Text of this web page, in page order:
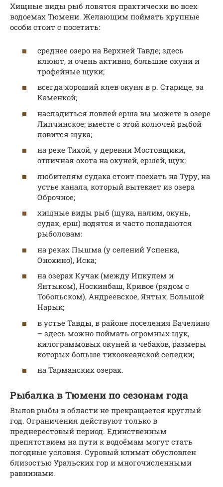
Хищные виды рыб ловятся практически во всех
водоемах Тюмени. Желающим поймать крупные
особи стоит с посетить:
среднее озеро на Верхней Тавде; здесь
клюют, и очень активно, большие окуни и
трофейные щуки;
всегда хороший клев окуня в р. Старице, за
Каменкой;
насладиться ловлей ерша вы можете в озере
Липчинское; вместе с этой колючей рыбой
ловится щука;
на реке Тихой, у деревни Мостовщики,
отличная охота на окуней, ершей, щук;
любителям судака стоит поехать на Туру, на
устье канала, который вытекает из озера
Оброчное;
хищные виды рыб (щука, налим, окунь,
судак, ерш) водятся и часто попадаются
рыболовам:
на реках Пышма (у селений Успенка,
Онохино), Иска;
на озерах Кучак (между Ипкулем и
Янтыком), Носкинбаш, Кривое (рядом с
Тобольском), Андреевское, Янтык, Большой
Нарык;
в устье Тавды, в районе поселения Бачелино
– здесь можно поймать огромных щук,
килограммовых окуней и чебаков, размеры
которых больше тихоокеанской селедки;
на Тарманских озерах.
Рыбалка в Тюмени по сезонам года
Вылов рыбы в области не прекращается круглый
год. Ограничения действуют только в
преднерестовый период. Единственным
препятствием на пути к водоёмам могут стать
погодные условия. Суровый климат обусловлен
близостью Уральских гор и многочисленными
равнинами.